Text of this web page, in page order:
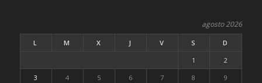
agosto 2026
L M X J V S
D
1
2
3
4 5 6 7 8
9